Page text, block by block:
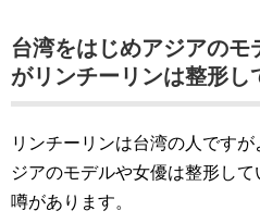
台湾をはじめアジアのモ
がリンチーリンは整形し
リンチーリンは台湾の人です
ジアのモデルや女優は整形し
噂があります。